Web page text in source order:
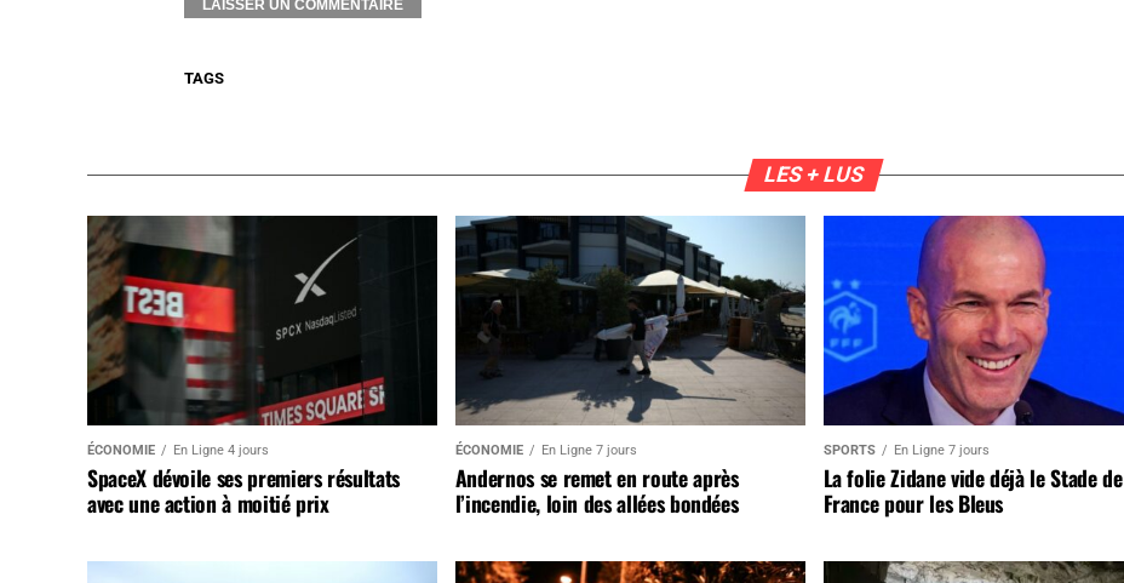
TAGS
LES + LUS
ÉCONOMIE En Ligne 4 jours
SpaceX dévoile ses premiers résultats
avec une action à moitié prix
ÉCONOMIE En Ligne 7 jours
Andernos se remet en route après
l’incendie, loin des allées bondées
SPORTS En Ligne 7 jours
La folie Zidane vide déjà le Stade de
France pour les Bleus